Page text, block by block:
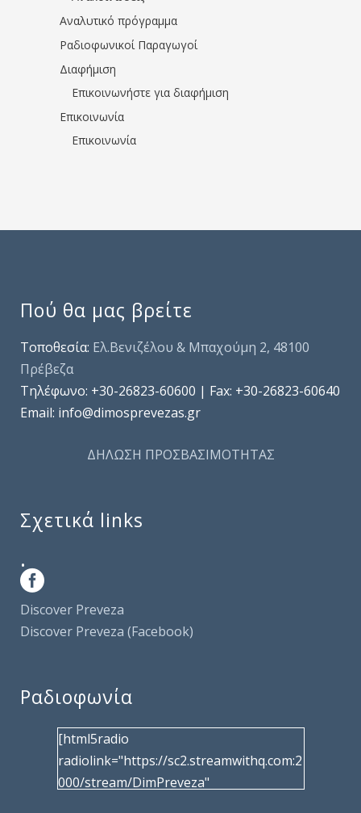
Αναλυτικό πρόγραμμα
Ραδιοφωνικοί Παραγωγοί
Διαφήμιση
Επικοινωνήστε για διαφήμιση
Επικοινωνία
Επικοινωνία
Πού θα μας βρείτε
Τοποθεσία: Ελ.Βενιζέλου & Μπαχούμη 2, 48100
Πρέβεζα
Τηλέφωνo: +30-26823-60600 | Fax: +30-26823-60640
Email: info@dimosprevezas.gr
ΔΗΛΩΣΗ ΠΡΟΣΒΑΣΙΜΟΤΗΤΑΣ
Σχετικά links
.
Discover Preveza
Discover Preveza (Facebook)
Ραδιοφωνία
[html5radio
radiolink="https://sc2.streamwithq.com:2
000/stream/DimPreveza"